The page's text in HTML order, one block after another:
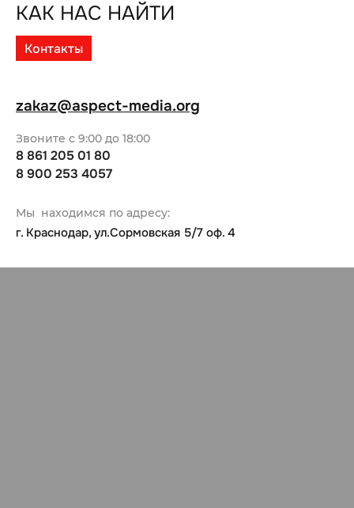
КАК НАС НАЙТИ
Контакты
Мы находимся по адресу:
г. Краснодар, ул.Сормовская 5/7 оф. 4
Звоните с 9:00 до 18:00
8 861 205 01 80
8 900 253 4057
zakaz@aspect-media.org